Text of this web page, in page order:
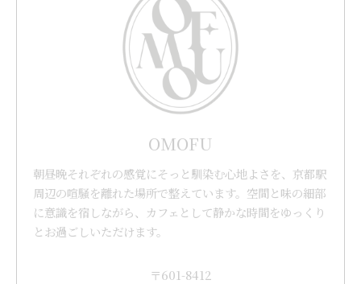
OMOFU
朝昼晩それぞれの感覚にそっと馴染む心地よさを、京都駅
周辺の喧騒を離れた場所で整えています。空間と味の細部
に意識を宿しながら、カフェとして静かな時間をゆっくり
とお過ごしいただけます。
〒601-8412